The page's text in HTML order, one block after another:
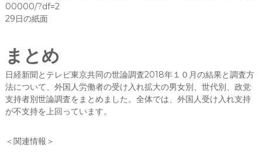
00000/?df=2
29日の紙面
まとめ
日経新聞とテレビ東京共同の世論調査2018年１０月の結果と調査方
法について、外国人労働者の受け入れ拡大の男女別、世代別、政党
支持者別世論調査をまとめました。全体では、外国人受け入れ支持
が不支持を上回っています。
＜関連情報＞